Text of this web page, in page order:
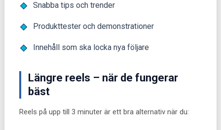
Snabba tips och trender
Produkttester och demonstrationer
Innehåll som ska locka nya följare
Längre reels – när de fungerar
bäst
Reels på upp till 3 minuter är ett bra alternativ när du: